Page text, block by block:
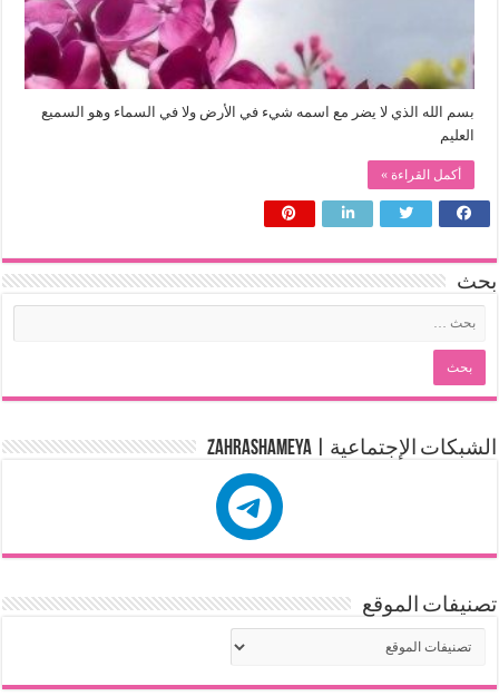
بسم الله الذي لا يضر مع اسمه شيء في الأرض ولا في السماء وهو السميع
العليم
أكمل القراءة »
بحث
الشبكات الإجتماعية | zahrashameya
تصنيفات الموقع